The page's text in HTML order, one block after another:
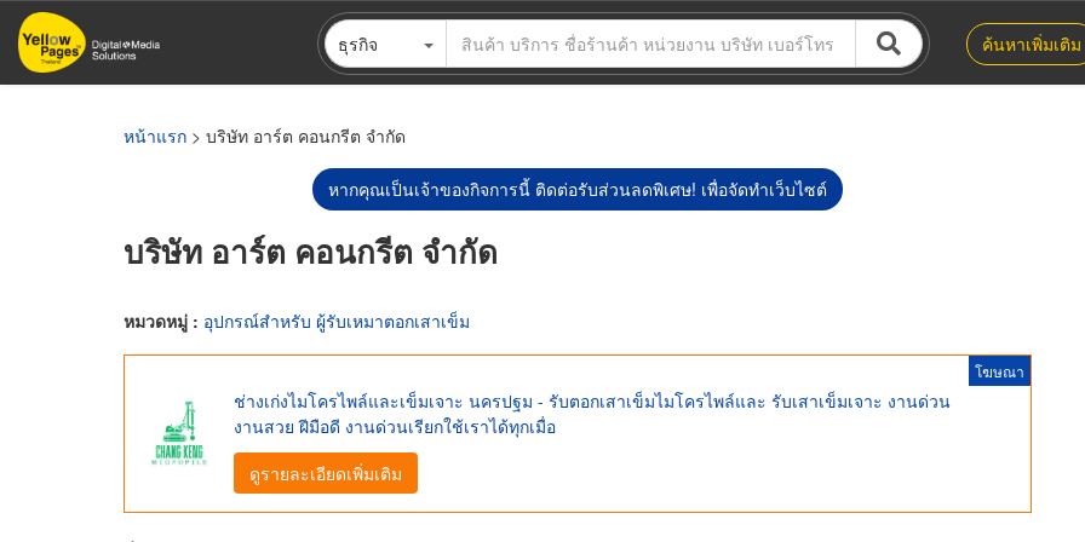
ข้าม
ไป
ธุรกิจ ค้นหาเพิ่มเติม
หน้าแรก > บริษัท อาร์ต คอนกรีต จำกัด
หากคุณเป็นเจ้าของกิจการนี้ ติดต่อรับส่วนลดพิเศษ! เพื่อจัดทำเว็บไซต์
บริษัท อาร์ต คอนกรีต จำกัด
หมวดหมู่ : อุปกรณ์สำหรับ ผู้รับเหมาตอกเสาเข็ม
โฆษณา
ช่างเก่งไมโครไพล์และเข็มเจาะ นครปฐม - รับตอกเสาเข็มไมโครไพล์และ รับเสาเข็มเจาะ งานด่วน
งานสวย ฝีมือดี งานด่วนเรียกใช้เราได้ทุกเมื่อ
ดูรายละเอียดเพิ่มเติม